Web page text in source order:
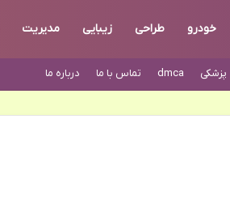
خودرو طراحی زیبایی مدیریت
پزشکی dmca تماس با ما درباره ما